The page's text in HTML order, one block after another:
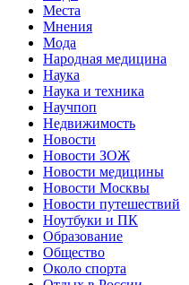
Места
Мнения
Мода
Народная медицина
Наука
Наука и техника
Научпоп
Недвижимость
Новости
Новости ЗОЖ
Новости медицины
Новости Москвы
Новости путешествий
Ноутбуки и ПК
Образование
Общество
Около спорта